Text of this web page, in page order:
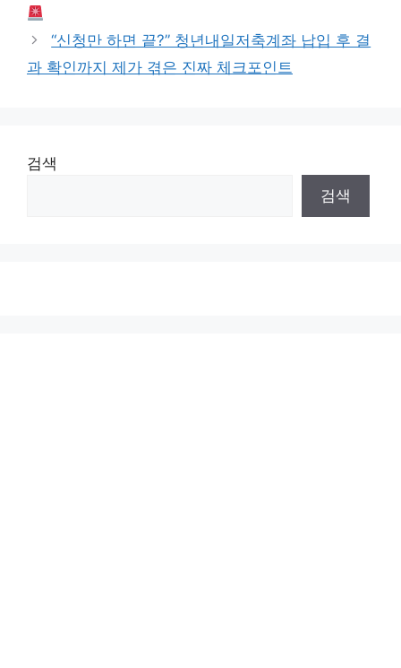
“신청만 하면 끝?” 청년내일저축계좌 납입 후 결
과 확인까지 제가 겪은 진짜 체크포인트
검색
검색